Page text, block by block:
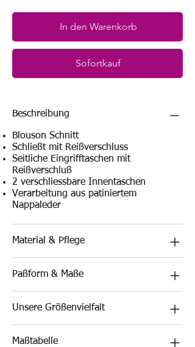
In den Warenkorb
Sofortkauf
Beschreibung
Blouson Schnitt
Schließt mit Reißverschluss
Seitliche Eingrifftaschen mit
Reißverschluß
2 verschliessbare Innentaschen
Verarbeitung aus patiniertem
Nappaleder
Material & Pflege
Paßform & Maße
Unsere Größenvielfalt
Maßtabelle